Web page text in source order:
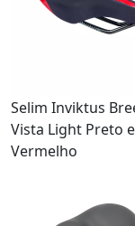
Selim Inviktus
Vista Light Preto e
Vermelho